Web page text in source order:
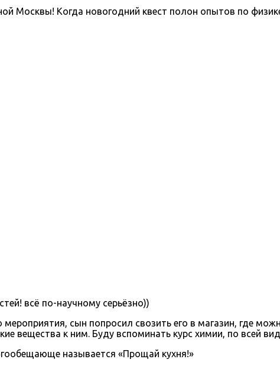
Москвы! Когда новогодний квест полон опытов по
всё по-научному серьёзно))
сын попросил свозить его в магазин, где
вещества к ним. Буду вспоминать курс химии, по всей
называется «Прощай кухня!»